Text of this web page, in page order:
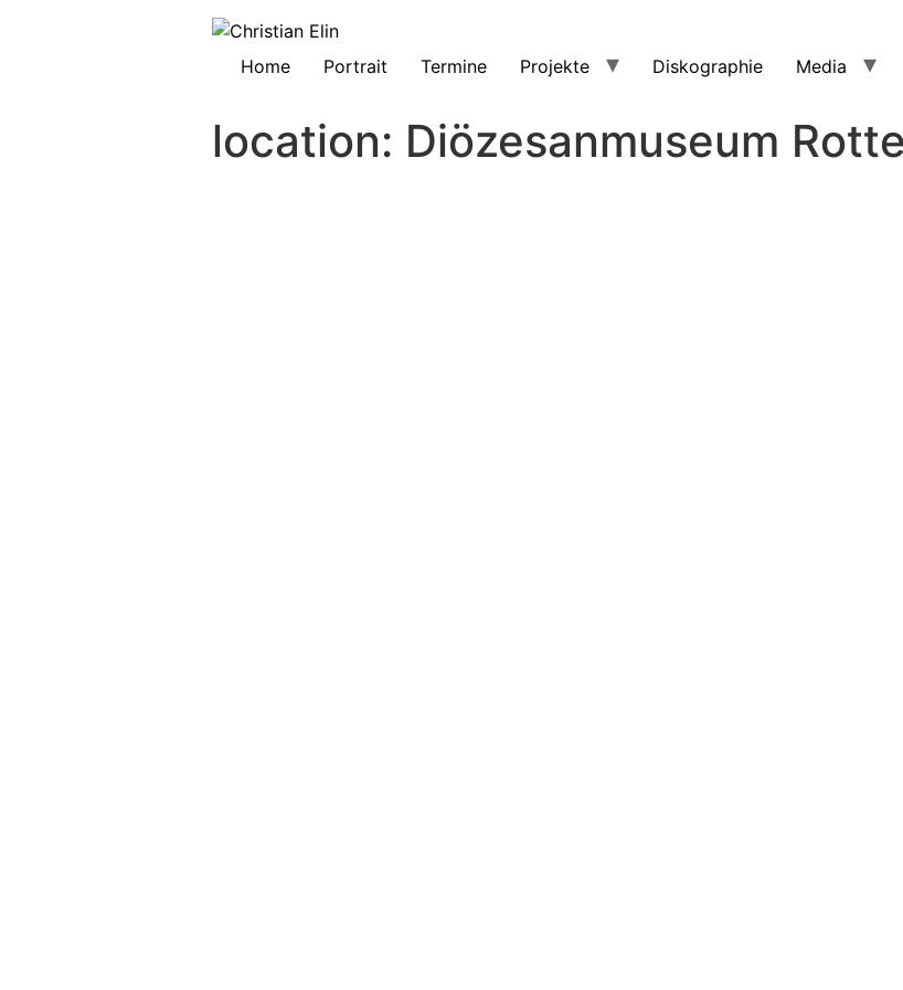
Home Portrait Termine Projekte Diskographie Media
location: Diözesanmuseum